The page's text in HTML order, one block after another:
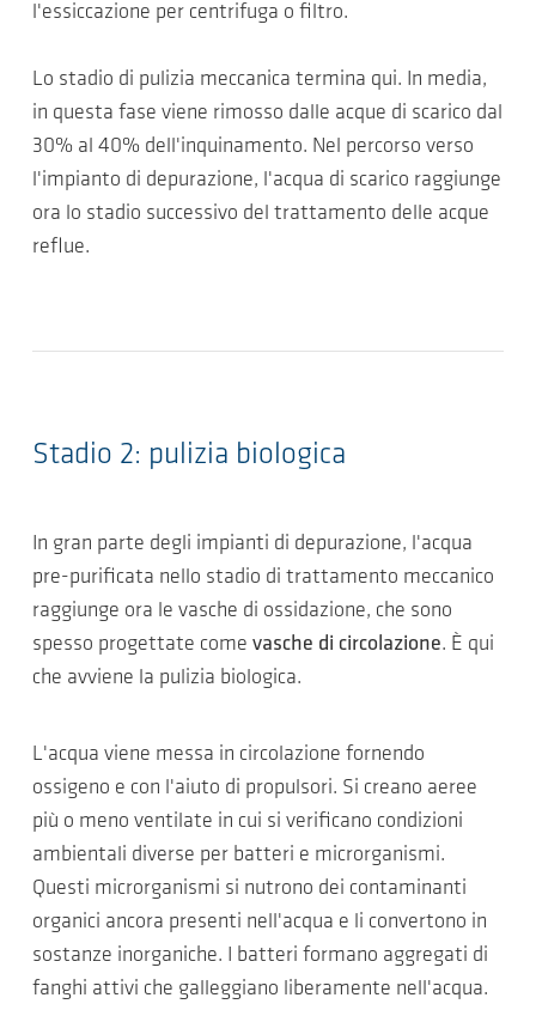
l'essiccazione per centrifuga o filtro.
Lo stadio di pulizia meccanica termina qui. In media,
in questa fase viene rimosso dalle acque di scarico dal
30% al 40% dell'inquinamento. Nel percorso verso
l'impianto di depurazione, l'acqua di scarico raggiunge
ora lo stadio successivo del trattamento delle acque
reflue.
Stadio 2: pulizia biologica
In gran parte degli impianti di depurazione, l'acqua
pre-purificata nello stadio di trattamento meccanico
raggiunge ora le vasche di ossidazione, che sono
spesso progettate come vasche di circolazione. È qui
che avviene la pulizia biologica.
L'acqua viene messa in circolazione fornendo
ossigeno e con l'aiuto di propulsori. Si creano aeree
più o meno ventilate in cui si verificano condizioni
ambientali diverse per batteri e microrganismi.
Questi microrganismi si nutrono dei contaminanti
organici ancora presenti nell'acqua e li convertono in
sostanze inorganiche. I batteri formano aggregati di
fanghi attivi che galleggiano liberamente nell'acqua.